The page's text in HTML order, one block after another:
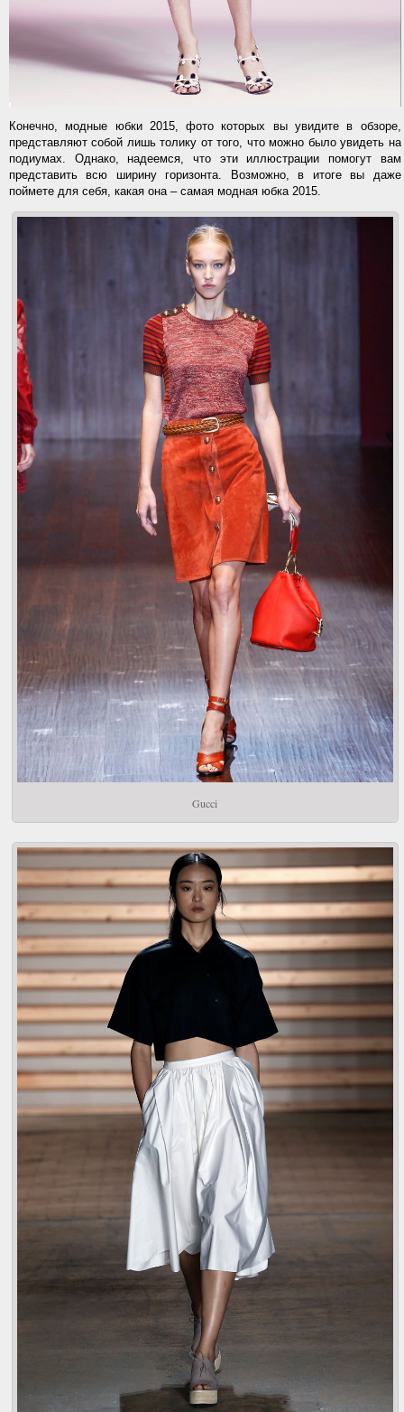
Конечно, модные юбки 2015, фото которых вы увидите в обзоре,
представляют собой лишь толику от того, что можно было увидеть на
подиумах. Однако, надеемся, что эти иллюстрации помогут вам
представить всю ширину горизонта. Возможно, в итоге вы даже
поймете для себя, какая она – самая модная юбка 2015.
Gucci